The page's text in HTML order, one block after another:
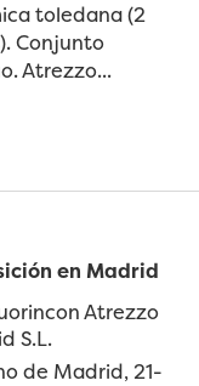
toledana (2
Conjunto
Atrezzo...
en Madrid
Atrezzo
S.L.
de Madrid, 21-